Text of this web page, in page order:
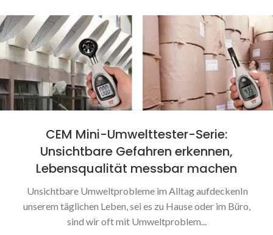
CEM Mini-Umwelttester-Serie:
Unsichtbare Gefahren erkennen,
Lebensqualität messbar machen
Unsichtbare Umweltprobleme im Alltag aufdeckenIn
unserem täglichen Leben, sei es zu Hause oder im Büro,
sind wir oft mit Umweltproblem...